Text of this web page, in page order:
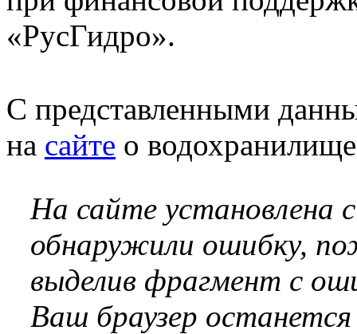
«РусГидро».
С представленными
на сайте о
На сайте установлена
обнаружили ошибку,
выделив фрагмент с
Ваш браузер